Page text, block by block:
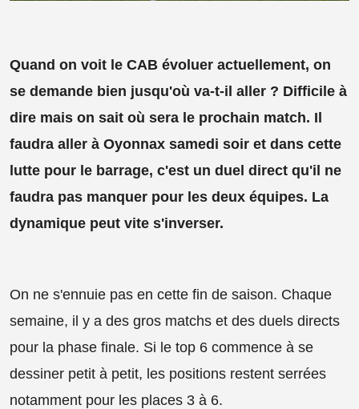
Quand on voit le CAB évoluer actuellement, on
se demande bien jusqu'où va-t-il aller ? Difficile à
dire mais on sait où sera le prochain match. Il
faudra aller à Oyonnax samedi soir et dans cette
lutte pour le barrage, c'est un duel direct qu'il ne
faudra pas manquer pour les deux équipes. La
dynamique peut vite s'inverser.
On ne s'ennuie pas en cette fin de saison. Chaque
semaine, il y a des gros matchs et des duels directs
pour la phase finale. Si le top 6 commence à se
dessiner petit à petit, les positions restent serrées
notamment pour les places 3 à 6.